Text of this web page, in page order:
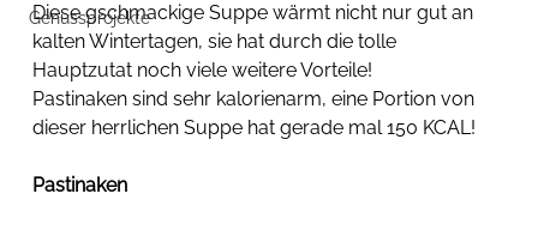
Genussprojekte
Diese gschmackige Suppe wärmt nicht nur gut an
kalten Wintertagen, sie hat durch die tolle
Hauptzutat noch viele weitere Vorteile!
Pastinaken sind sehr kalorienarm, eine Portion von
dieser herrlichen Suppe hat gerade mal 150 KCAL!
Pastinaken